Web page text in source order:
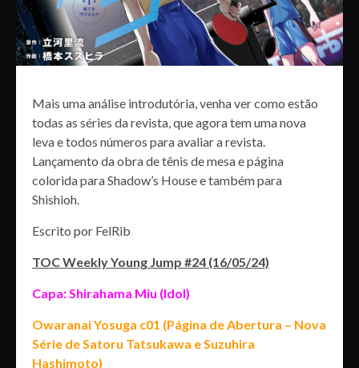
Mais uma análise introdutória, venha ver como estão
todas as séries da revista, que agora tem uma nova
leva e todos números para avaliar a revista.
Lançamento da obra de tênis de mesa e página
colorida para Shadow’s House e também para
Shishioh.
Escrito por FelRib
TOC Weekly Young Jump #24 (16/05/24)
Capa: Shirahama Miu (Idol)
Owaranai Yosuga c01 (Página de Abertura – Nova
Série de Satoru Tatsukawa e Suzuhira
Hashimoto)